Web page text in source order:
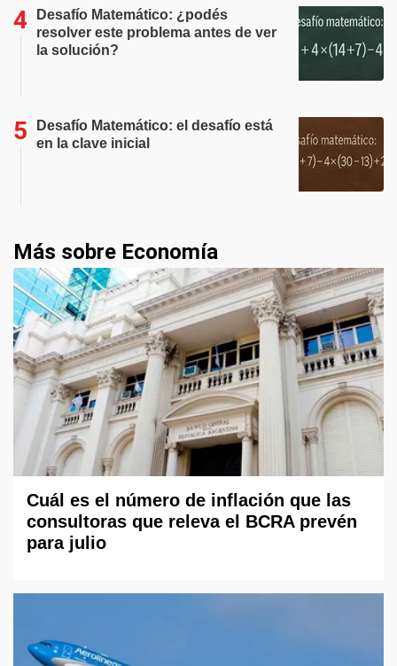
Desafío Matemático: ¿podés
resolver este problema antes de ver
la solución?
Desafío Matemático: el desafío está
en la clave inicial
Más sobre Economía
Cuál es el número de inflación que las
consultoras que releva el BCRA prevén
para julio